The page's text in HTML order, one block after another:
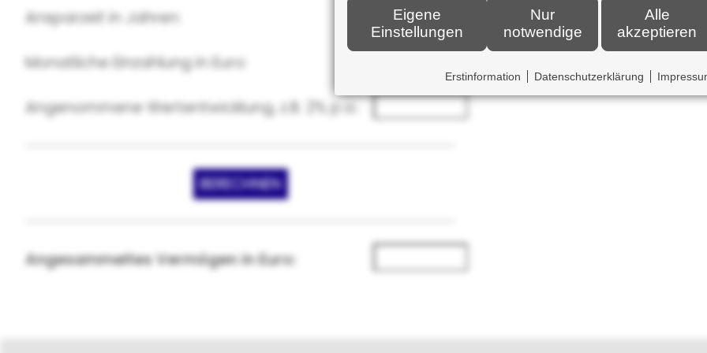
Eigene
Einstellungen
Nur
notwendige
Alle
akzeptieren
Erstinformation Datenschutzerklärung
Ansparzeit in Jahren:
Monatliche Einzahlung in Euro:
Angenommene Wertentwicklung, z.B. 2% p.a.:
Angesammeltes Vermögen in Euro: